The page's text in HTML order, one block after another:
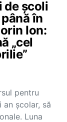
de școli
în
Ion:
„cel
pentru
școlar, să
Luna